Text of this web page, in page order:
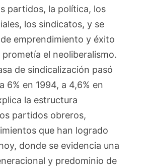
partidos, la política, los
los sindicatos, y se
emprendimiento y éxito
prometía el neoliberalismo.
de sindicalización pasó
6% en 1994, a 4,6% en
la estructura
partidos obreros,
que han logrado
donde se evidencia una
y predominio de